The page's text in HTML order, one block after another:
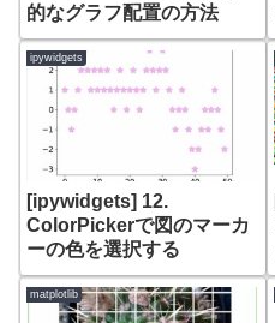
的なグラフ配置の方法
ipywidgets
[ipywidgets] 12.
ColorPickerで図のマーカ
ーの色を選択する
matplotlib